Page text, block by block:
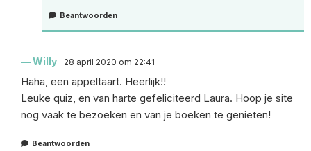
Beantwoorden
Willy 28 april 2020 om 22:41
Haha, een appeltaart. Heerlijk!!
Leuke quiz, en van harte gefeliciteerd Laura. Hoop je site
nog vaak te bezoeken en van je boeken te genieten!
Beantwoorden